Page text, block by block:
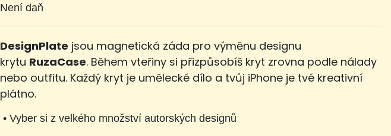
Není daň
DesignPlate jsou magnetická záda pro výměnu designu
krytu RuzaCase. Během vteřiny si přizpůsobíš kryt zrovna podle nálady
nebo outfitu. Každý kryt je umělecké dílo a tvůj iPhone je tvé kreativní
plátno.
• Vyber si z velkého množství autorských designů